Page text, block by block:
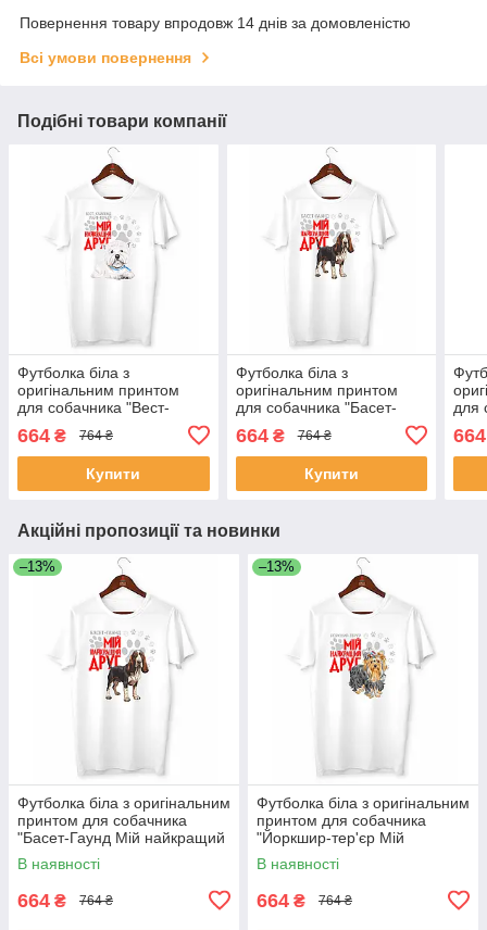
Повернення товару впродовж 14 днів за домовленістю
Всі умови повернення
Подібні товари компанії
Футболка біла з
оригінальним принтом
для собачника "Вест-
хайленд-уайт-терьер Мій
найкращий друг" Push IT
664 ₴ 764 ₴
Купити
Футболка біла з
оригінальним принтом
для собачника "Басет-
друг" Push IT
664₴ 764 ₴
Купити
для
664
Акційні пропозиції та новинки
–13%
Футболка біла з оригінальним
принтом для собачника
"Басет-Гаунд Мій найкращий
друг" Push IT
В наявності
664 ₴ 764 ₴
–13%
Футболка біла з оригінальним
принтом для собачника
"Йоркшир-тер'єр Мій
найкращий друг" Push IT
В наявності
664 ₴ 764 ₴